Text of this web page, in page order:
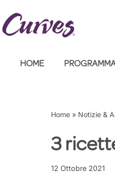
Vai
HOME
Home » Notizie &
3
12 Ottobre 2021